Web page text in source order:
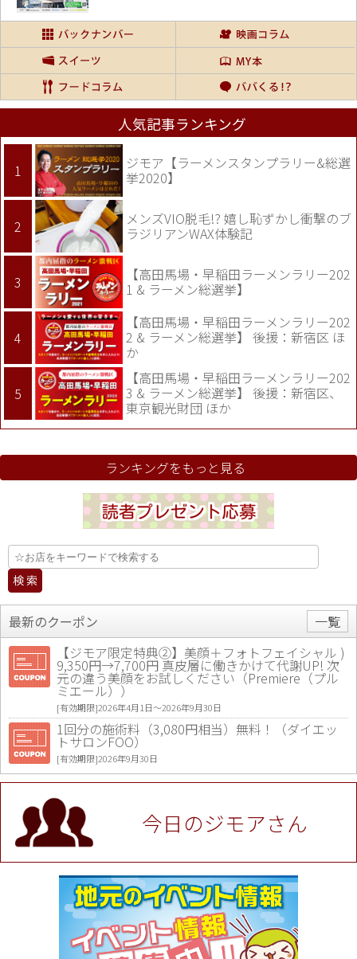
人気記事ランキング
ジモア【ラーメンスタンプラリー&総選
挙2020】
メンズVIO脱毛!? 嬉し恥ずかし衝撃のブ
ラジリアンWAX体験記
【高田馬場・早稲田ラーメンラリー202
1 & ラーメン総選挙】
【高田馬場・早稲田ラーメンラリー202
2 & ラーメン総選挙】 後援：新宿区 ほ
か
【高田馬場・早稲田ラーメンラリー202
3 & ラーメン総選挙】 後援：新宿区、
東京観光財団 ほか
ランキングをもっと見る
最新のクーポン
一覧
【ジモア限定特典②】美顔＋フォトフェイシャル )
9,350円→7,700円 真皮層に働きかけて代謝UP! 次
元の違う美顔をお試しください（Premiere（プル
ミエール））
[有効期限]2026年4月1日〜2026年9月30日
1回分の施術料（3,080円相当）無料！（ダイエッ
トサロンFOO）
[有効期限]2026年9月30日
値段提示後「ジモア見た」で更に買い取り金額 U
P！※チケットと新品商品は除く（大黒屋 高田馬場
駅前店）
[有効期限]2026年9月30日
★ジモア限定特典★ お会計より全品5％OFF（ナチ
ュラル＆ハンドメイドショップ［マキマキ］）
[有効期限]2026年9月30日まで
【ジモア限定①】初回割引 特価 VIO脱毛11,000円
⇒8,800円（メンズ専門ワックス脱毛サロン Mickle
（ミックル））
[有効期限]2026年9月30日
今日のジモアさん